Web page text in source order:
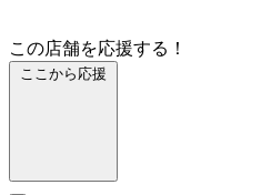
この店舗を応援する！
ここから応援